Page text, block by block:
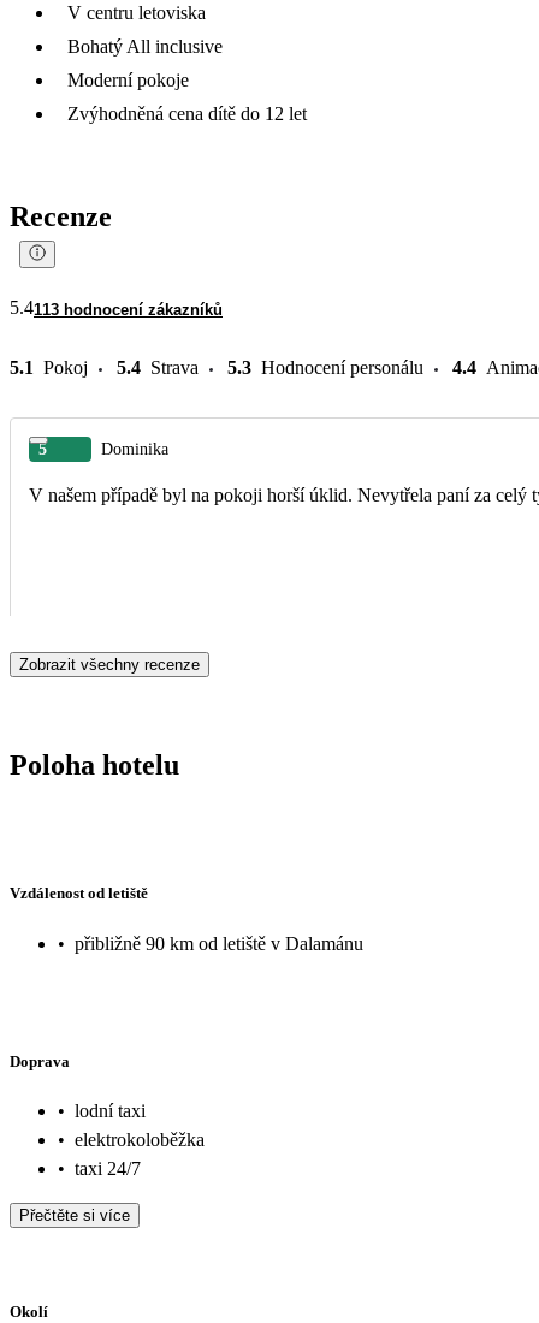
V centru letoviska
Bohatý All inclusive
Moderní pokoje
Zvýhodněná cena dítě do 12 let
Recenze
5.4113 hodnocení zákazníků
5.1 Pokoj 5.4 Strava 5.3 Hodnocení personálu 4.4
5 Dominika
V našem případě byl na pokoji horší úklid. Nevytřela paní za celý
Zobrazit všechny recenze
Poloha hotelu
Vzdálenost od letiště
• přibližně 90 km od letiště v Dalamánu
Doprava
• lodní taxi
• elektrokoloběžka
• taxi 24/7
Přečtěte si více
Okolí